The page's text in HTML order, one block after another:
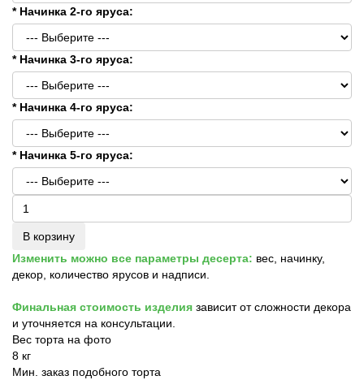
* Начинка 2-го яруса:
* Начинка 3-го яруса:
* Начинка 4-го яруса:
* Начинка 5-го яруса:
В корзину
Изменить можно все параметры десерта: вес, начинку,
декор, количество ярусов и надписи.
Финальная стоимость изделия зависит от сложности декора
и уточняется на консультации.
Вес торта на фото
8 кг
Мин. заказ подобного торта